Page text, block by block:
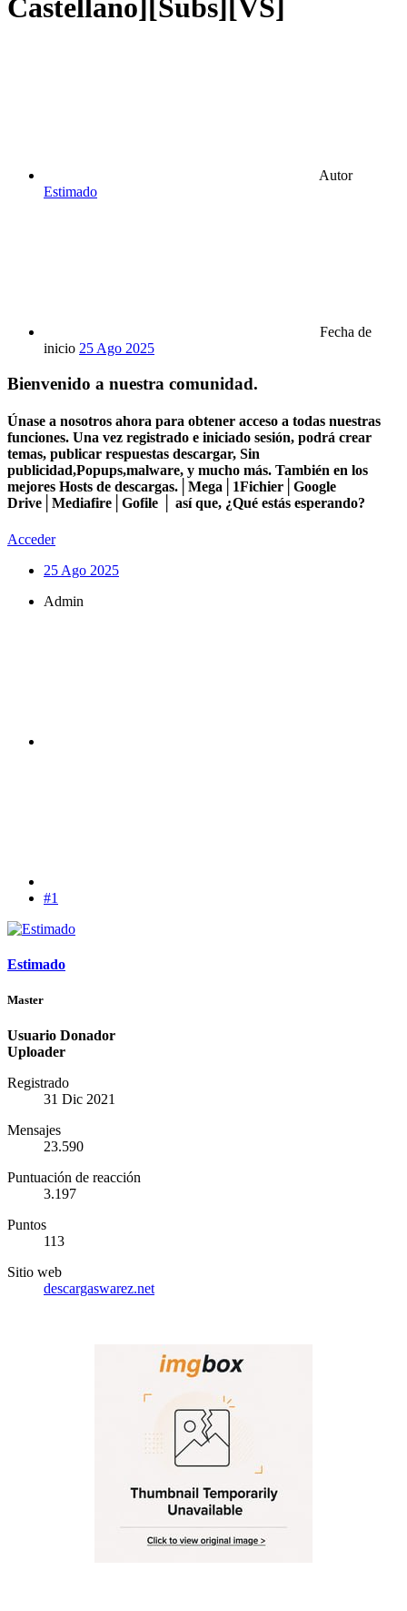
Castellano][Subs][VS]
Autor
Estimado
Fecha de
inicio 25 Ago 2025
Bienvenido a nuestra comunidad.
Únase a nosotros ahora para obtener acceso a todas nuestras
funciones. Una vez registrado e iniciado sesión, podrá crear
temas, publicar respuestas descargar, Sin
publicidad,Popups,malware, y mucho más. También en los
mejores Hosts de descargas.│Mega│1Fichier│Google
Drive│Mediafire│Gofile │ así que, ¿Qué estás esperando?
Acceder
25 Ago 2025
Admin
#1
Estimado
Master
Usuario Donador
Uploader
Registrado
31 Dic 2021
Mensajes
23.590
Puntuación de reacción
3.197
Puntos
113
Sitio web
descargaswarez.net